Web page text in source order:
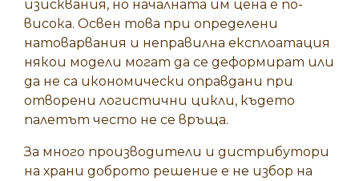
изисквания, но началната им цена е по-
висока. Освен това при определени
натоварвания и неправилна експлоатация
някои модели могат да се деформират или
да не са икономически оправдани при
отворени логистични цикли, където
палетът често не се връща.
За много производители и дистрибутори
на храни доброто решение е не избор на